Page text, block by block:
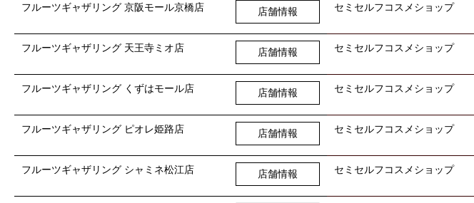
フルーツギャザリング 京阪モール京橋店 店舗情報 セミセルフコスメショップ
フルーツギャザリング 天王寺ミオ店 店舗情報 セミセルフコスメショップ
フルーツギャザリング くずはモール店 店舗情報 セミセルフコスメショップ
フルーツギャザリング ピオレ姫路店 店舗情報 セミセルフコスメショップ
フルーツギャザリング シャミネ松江店 店舗情報 セミセルフコスメショップ